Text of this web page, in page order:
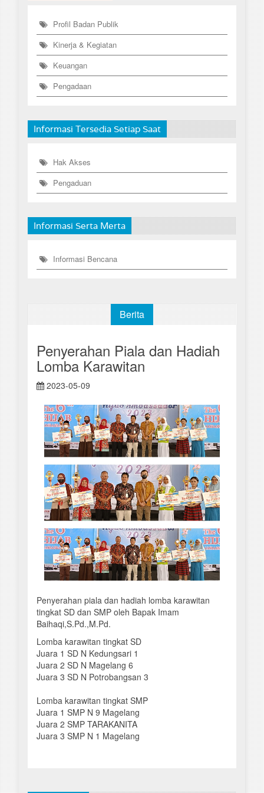
Profil Badan Publik
Kinerja & Kegiatan
Keuangan
Pengadaan
Informasi Tersedia Setiap Saat
Hak Akses
Pengaduan
Informasi Serta Merta
Informasi Bencana
Berita
Penyerahan Piala dan Hadiah
Lomba Karawitan
2023-05-09
Penyerahan piala dan hadiah lomba karawitan
tingkat SD dan SMP oleh Bapak Imam
Baihaqi,S.Pd.,M.Pd.
Lomba karawitan tingkat SD
Juara 1 SD N Kedungsari 1
Juara 2 SD N Magelang 6
Juara 3 SD N Potrobangsan 3
Lomba karawitan tingkat SMP
Juara 1 SMP N 9 Magelang
Juara 2 SMP TARAKANITA
Juara 3 SMP N 1 Magelang